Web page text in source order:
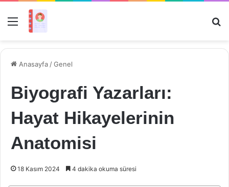
Menü
Anasayfa /Genel
Biyografi Yazarları:
Hayat Hikayelerinin
Anatomisi
18 Kasım 2024 4 dakika okuma süresi